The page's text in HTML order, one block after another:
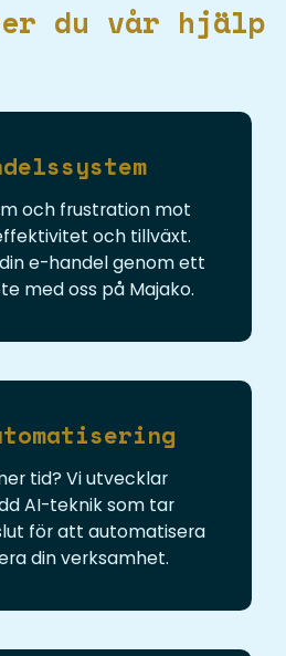
du vår hjälp
och frustration mot
och tillväxt.
e-handel genom ett
med oss på Majako.
tid? Vi utvecklar
AI-teknik som tar
för att automatisera
din verksamhet.